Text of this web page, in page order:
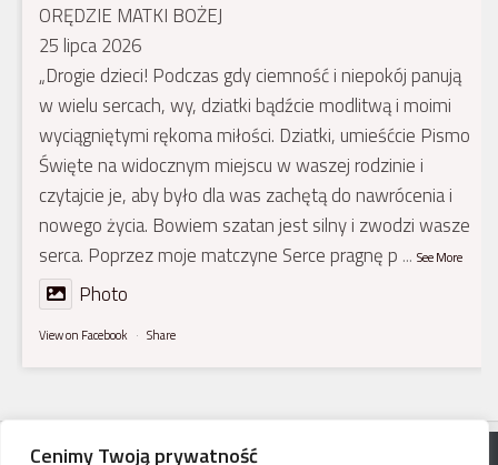
Cenimy Twoją prywatność
ORĘDZIE MATKI BOŻEJ
25 lipca 2026
„Drogie dzieci! Podczas gdy ciemność i niepokój panują
w wielu sercach, wy, dziatki bądźcie modlitwą i moimi
wyciągniętymi rękoma miłości. Dziatki, umieśćcie Pismo
Święte na widocznym miejscu w waszej rodzinie i
czytajcie je, aby było dla was zachętą do nawrócenia i
nowego życia. Bowiem szatan jest silny i zwodzi wasze
serca. Poprzez moje matczyne Serce pragnę p ... See More
Photo
View on Facebook · Share